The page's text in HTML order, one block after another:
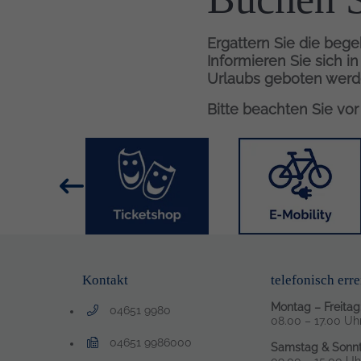
Ergattern Sie die
Informieren Sie sich
Urlaubs geboten
Bitte beachten Sie
Bild
Kontakt
04651 9980
Telefonnummer: 0 4 6 5 1 9 9 8 0
04651 9986000
Faxnummer: 0 4 6 5 1 9 9 8 6 0 0 0
telefonisch
Montag – Freitag:
08.00 – 17.00
Samstag &